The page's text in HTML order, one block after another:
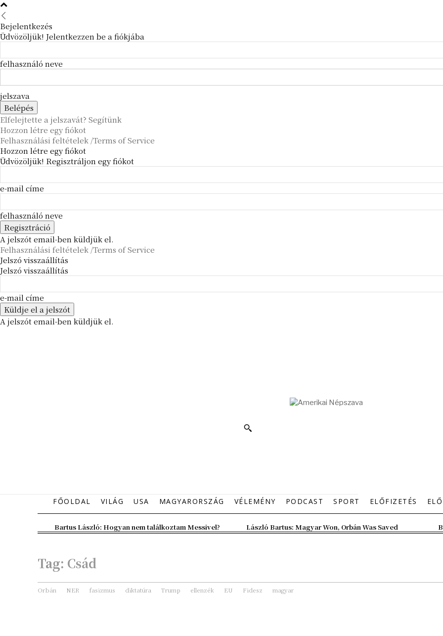
Bejelentkezés
Üdvözöljük! Jelentkezzen be a fiókjába
felhasználó neve
jelszava
Elfelejtette a jelszavát? Segítünk
Hozzon létre egy fiókot
Felhasználási feltételek /Terms of Service
Hozzon létre egy fiókot
Üdvözöljük! Regisztráljon egy fiókot
e-mail címe
felhasználó neve
A jelszót email-ben küldjük el.
Felhasználási feltételek /Terms of Service
Jelszó visszaállítás
Jelszó visszaállítás
e-mail címe
A jelszót email-ben küldjük el.
FŐOLDAL VILÁG USA MAGYARORSZÁG VÉLEMÉNY PODCAST SPORT ELŐFIZETÉS
Bartus László: Hogyan nem találkoztam Messivel? László Bartus: Magyar Won, Orbán Was Saved
Tag: Csád
Orbán NER fasizmus diktatúra Trump ellenzék EU Fidesz magyar